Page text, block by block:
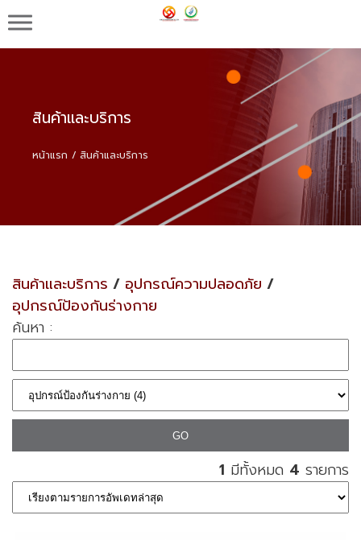
แป้งมันดัดแปร แป้งโมดิฟายด์สตาร์ช อุปกรณ์ความ
ปลอดภัย
สินค้าและบริการ
หน้าแรก สินค้าและบริการ
สินค้าและบริการ / อุปกรณ์ความปลอดภัย /
อุปกรณ์ป้องกันร่างกาย
ค้นหา :
1 มีทั้งหมด 4 รายการ